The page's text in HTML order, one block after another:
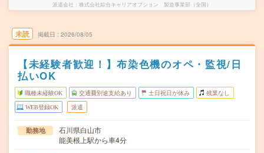
派遣会社 株式会社綜合キャリアオプション 製造事業部（全国）
未読 掲載日 2026/08/05
【未経験者歓迎！】布染色機のオペ・監視/日
払いOK
職種未経験OK 交通費別途支給あり 土日祝日が休み 残業なし
WEB登録OK 派遣
勤務地
石川県白山市
能美根上駅から車4分